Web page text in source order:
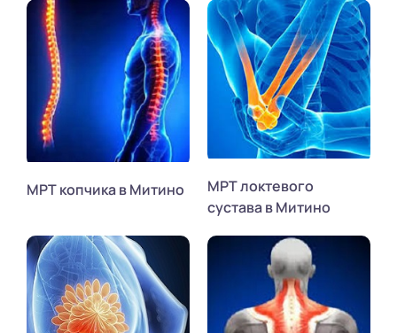
МРТ копчика в Митино
МРТ локтевого
сустава в Митино